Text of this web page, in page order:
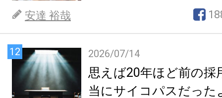
安達 裕哉
12 2026/07/14
思えば20年ほど前の採
当にサイコパスだった